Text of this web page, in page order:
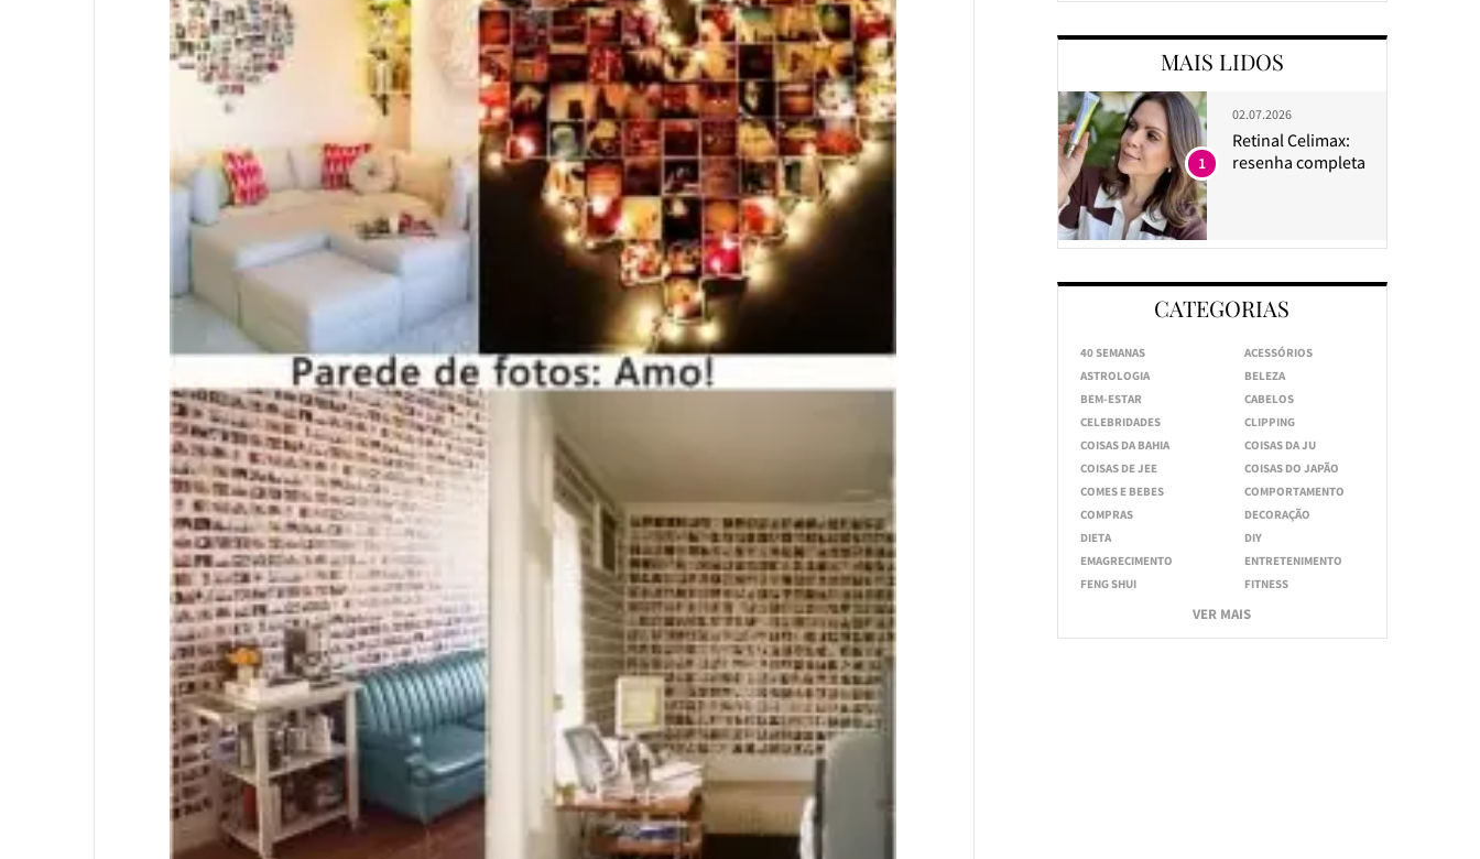
MAIS LIDOS
02.07.2026
Retinal Celimax:
resenha completa
1
CATEGORIAS
40 SEMANAS
ACESSÓRIOS
ASTROLOGIA
BELEZA
BEM-ESTAR
CABELOS
CELEBRIDADES
CLIPPING
COISAS DA BAHIA
COISAS DA JU
COISAS DE JEE
COISAS DO JAPÃO
COMES E BEBES
COMPORTAMENTO
COMPRAS
DECORAÇÃO
DIETA
DIY
EMAGRECIMENTO
ENTRETENIMENTO
FENG SHUI
FITNESS
VER MAIS